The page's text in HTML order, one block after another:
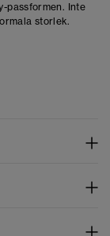
passformen. Inte
storlek.